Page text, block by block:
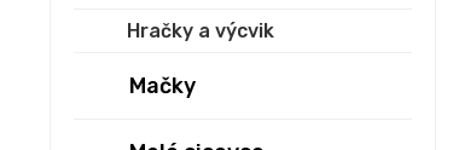
Hračky a výcvik
Mačky